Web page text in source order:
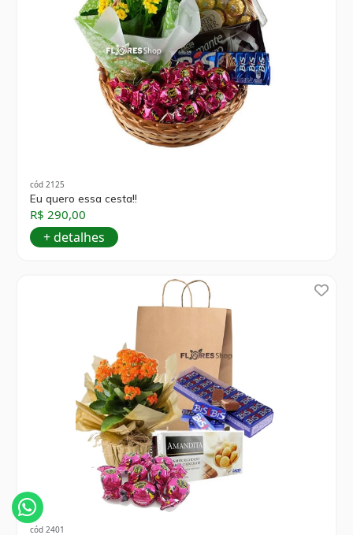
cód 2125
Eu quero essa cesta!!
R$ 290,00
+ detalhes
cód 2401